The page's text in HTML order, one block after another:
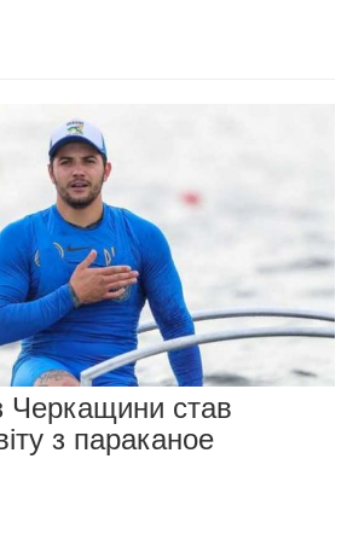
Черкащини став
з параканое